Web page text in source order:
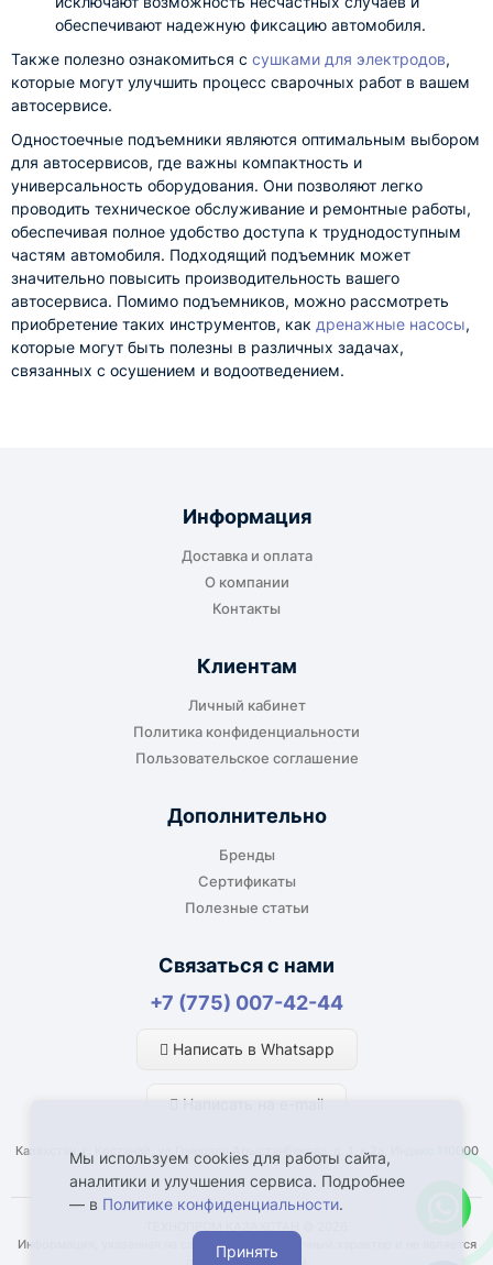
обеспечивают надежную фиксацию автомобиля.
Также полезно ознакомиться с сушками для электродов,
которые могут улучшить процесс сварочных работ в вашем
автосервисе.
Одностоечные подъемники являются оптимальным выбором
для автосервисов, где важны компактность и
универсальность оборудования. Они позволяют легко
проводить техническое обслуживание и ремонтные работы,
обеспечивая полное удобство доступа к труднодоступным
частям автомобиля. Подходящий подъемник может
значительно повысить производительность вашего
автосервиса. Помимо подъемников, можно рассмотреть
приобретение таких инструментов, как дренажные насосы,
которые могут быть полезны в различных задачах,
связанных с осушением и водоотведением.
Информация
Доставка и оплата
О компании
Контакты
Клиентам
Личный кабинет
Политика конфиденциальности
Пользовательское соглашение
Дополнительно
Бренды
Сертификаты
Полезные статьи
Связаться с нами
+7 (775) 007-42-44
Написать в Whatsapp
Написать на e-mail
Казахстан, г. Костанай, ул Генерала Арыстанбекова, д. 1, к.2а, Индекс 110000
Информация, указанная на сайте, имеет справочный характер и не является
публичной офертой
Мы используем cookies для работы сайта,
аналитики и улучшения сервиса. Подробнее
— в Политике конфиденциальности.
Принять